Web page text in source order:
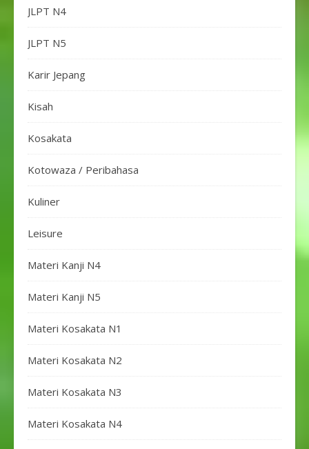
JLPT N4
JLPT N5
Karir Jepang
Kisah
Kosakata
Kotowaza / Peribahasa
Kuliner
Leisure
Materi Kanji N4
Materi Kanji N5
Materi Kosakata N1
Materi Kosakata N2
Materi Kosakata N3
Materi Kosakata N4